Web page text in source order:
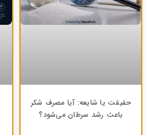
حقیقت یا شایعه: آیا مصرف شکر
باعث رشد سرطان می‌شود؟